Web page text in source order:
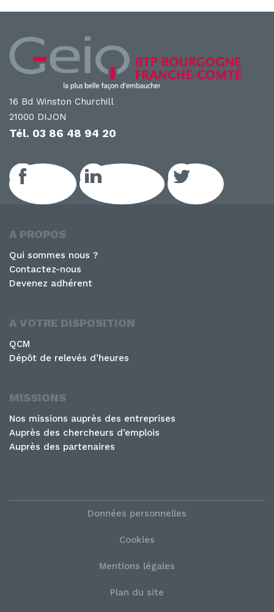
16 Bd Winston Churchill
21000 DIJON
Tél. 03 86 48 94 20
Facebook LinkedIn GEIQ Twitter
A PROPOS
Qui sommes nous ?
Contactez-nous
Devenez adhérent
A VOTRE DISPOSITION
QCM
Dépôt de relevés d’heures
MISSIONS
Nos missions auprès des entreprises
Auprès des chercheurs d’emplois
Auprès des partenaires
Données personnelles
Cookies
Mentions légales
Plan du site